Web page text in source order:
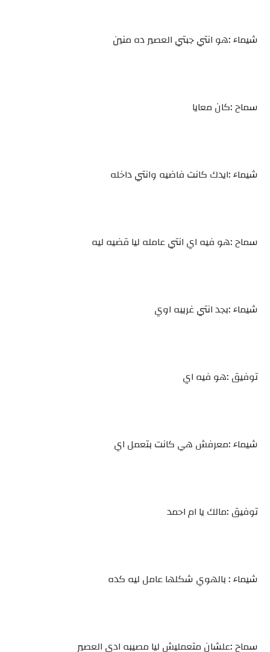
شيماء :هو انتي جبتي العصير ده منين
سماح :كان معايا
شيماء :ايدك كانت فاضيه وانتي داخله
سماح :هو فيه اي انتي عامله ليا قضيه ليه
شيماء :بجد انتي غريبه اوي
توفيق :هو فيه اي
شيماء :معرفش هي كانت بتعمل اي
توفيق :مالك يا ام احمد
شيماء : بالهوي شكلها عامل ليه كده
سماح :علشان متعمليش ليا مصيبه ادي العصير